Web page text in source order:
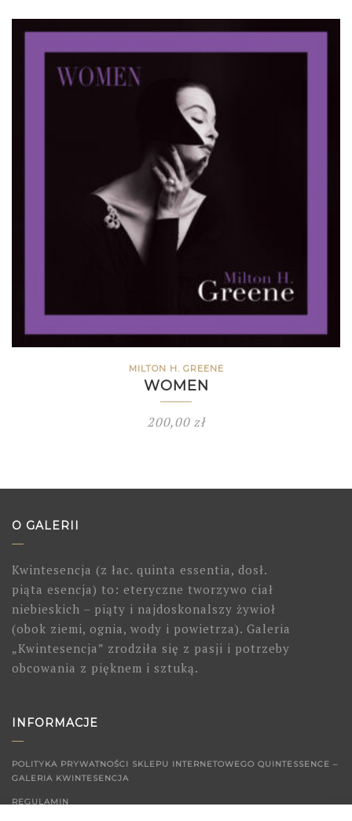
MILTON H. GREENE
WOMEN
200,00 zł
O GALERII
Kwintesencja (z łac. quinta essentia, dosł.
piąta esencja) to: eteryczne tworzywo ciał
niebieskich – piąty i najdoskonalszy żywioł
(obok ziemi, ognia, wody i powietrza). Galeria
„Kwintesencja” zrodziła się z pasji i potrzeby
obcowania z pięknem i sztuką.
INFORMACJE
POLITYKA PRYWATNOŚCI SKLEPU INTERNETOWEGO QUINTESSENCE –
GALERIA KWINTESENCJA
REGULAMIN